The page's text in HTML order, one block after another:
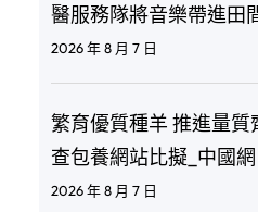
醫服務隊將音樂帶進田
2026 年 8 月 7 日
繁育優質種羊 推進量質
查包養網站比擬_中國網
2026 年 8 月 7 日